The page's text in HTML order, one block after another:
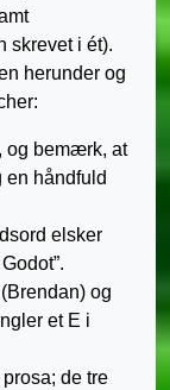
skrevet i ét).
herunder og
og bemærk, at
håndfuld
elsker
og
et E i
de tre